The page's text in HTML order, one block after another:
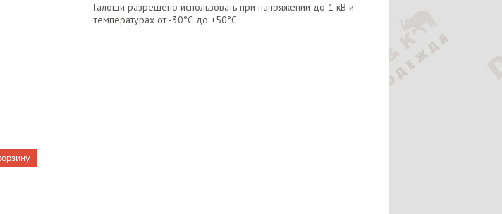
Галоши разрешено использовать при напряжении до 1 кВ и
температурах от -30°С до +50°С